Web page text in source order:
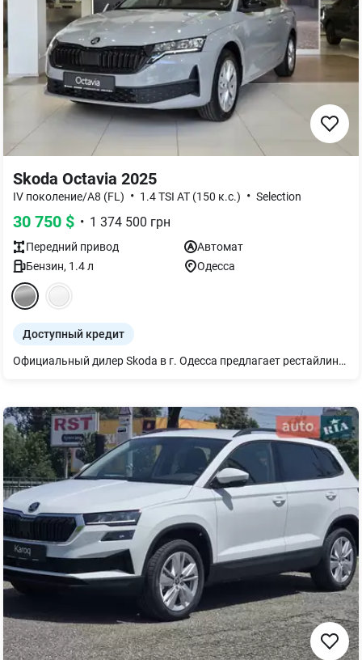
Skoda Octavia 2025
IV поколение/A8 (FL) • 1.4 TSI AT (150 к.с.) • Selection
30 750 $ • 1 374 500 грн
Передний привод
Автомат
Бензин, 1.4л Одесса
Доступный кредит
Официальный дилер Skoda в г. Одесса предлагает рестайлинговую эксклюзивную Octavia A8: - ESC; - 6 подушек безопасности; - датчик давления в шинах; - мультимедиа 10 дюймов, с CarPlay и Android Auto; - подогрев передних сидений, руля и лобового стекла; - камера заднего вида; - передний и задний датчик парковки; - black packet.